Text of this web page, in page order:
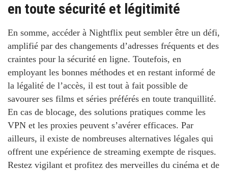
en toute sécurité et légitimité
En somme, accéder à Nightflix peut sembler être un défi,
amplifié par des changements d’adresses fréquents et des
craintes pour la sécurité en ligne. Toutefois, en
employant les bonnes méthodes et en restant informé de
la légalité de l’accès, il est tout à fait possible de
savourer ses films et séries préférés en toute tranquillité.
En cas de blocage, des solutions pratiques comme les
VPN et les proxies peuvent s’avérer efficaces. Par
ailleurs, il existe de nombreuses alternatives légales qui
offrent une expérience de streaming exempte de risques.
Restez vigilant et profitez des merveilles du cinéma et de